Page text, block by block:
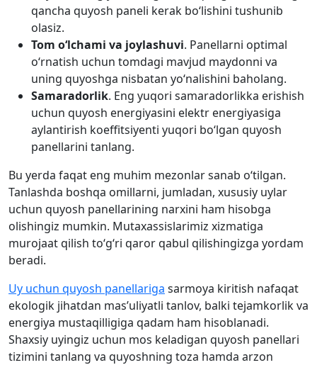
qancha quyosh paneli kerak bo‘lishini tushunib
olasiz.
Tom o‘lchami va joylashuvi. Panellarni optimal
o‘rnatish uchun tomdagi mavjud maydonni va
uning quyoshga nisbatan yo‘nalishini baholang.
Samaradorlik. Eng yuqori samaradorlikka erishish
uchun quyosh energiyasini elektr energiyasiga
aylantirish koeffitsiyenti yuqori bo‘lgan quyosh
panellarini tanlang.
Bu yerda faqat eng muhim mezonlar sanab o‘tilgan.
Tanlashda boshqa omillarni, jumladan, xususiy uylar
uchun quyosh panellarining narxini ham hisobga
olishingiz mumkin. Mutaxassislarimiz xizmatiga
murojaat qilish to‘g‘ri qaror qabul qilishingizga yordam
beradi.
Uy uchun quyosh panellariga sarmoya kiritish nafaqat
ekologik jihatdan mas’uliyatli tanlov, balki tejamkorlik va
energiya mustaqilligiga qadam ham hisoblanadi.
Shaxsiy uyingiz uchun mos keladigan quyosh panellari
tizimini tanlang va quyoshning toza hamda arzon